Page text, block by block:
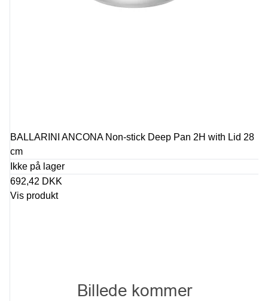
BALLARINI ANCONA Non-stick Deep Pan 2H with Lid 28
cm
Ikke på lager
692,42 DKK
Vis produkt